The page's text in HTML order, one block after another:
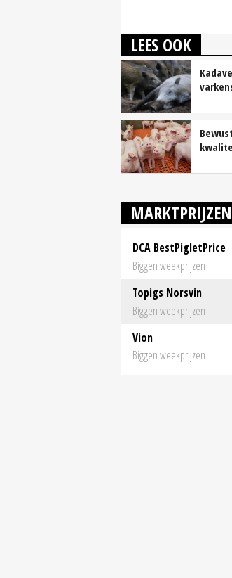
LEES OOK
MARKTPRIJZEN
DCA BestPigletPrice
Biggen weekprijzen
Topigs Norsvin
Biggen weekprijzen
Vion
Biggen weekprijzen